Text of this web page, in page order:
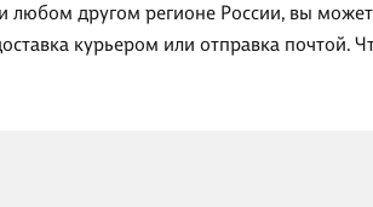
любом другом регионе России, вы
курьером или отправка